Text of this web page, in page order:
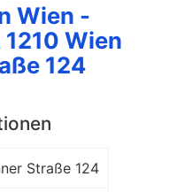
Wien -
Wien
124
Straße 124